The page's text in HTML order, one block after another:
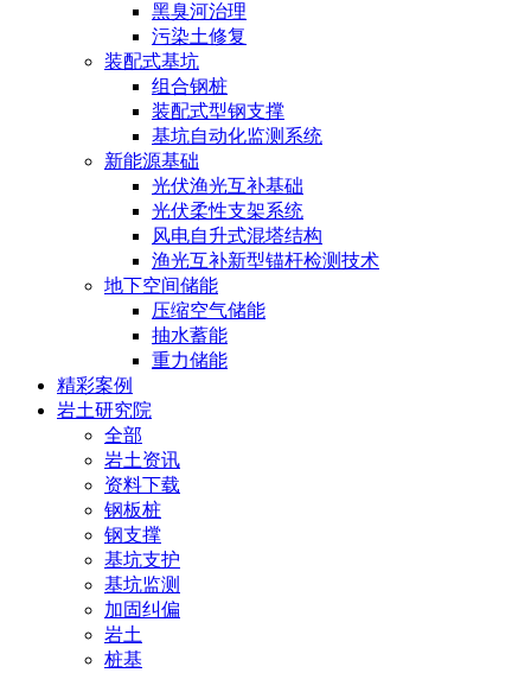
黑臭河治理
污染土修复
装配式基坑
组合钢桩
装配式型钢支撑
基坑自动化监测系统
新能源基础
光伏渔光互补基础
光伏柔性支架系统
风电自升式混塔结构
渔光互补新型锚杆检测技术
地下空间储能
压缩空气储能
抽水蓄能
重力储能
精彩案例
岩土研究院
全部
岩土资讯
资料下载
钢板桩
钢支撑
基坑支护
基坑监测
加固纠偏
岩土
桩基